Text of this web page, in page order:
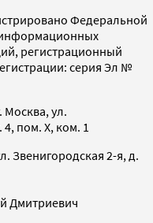
Федеральной
регистрационный
серия Эл №
Москва, ул.
4, пом. X, ком. 1
Звенигородская 2-я, д.
Дмитриевич